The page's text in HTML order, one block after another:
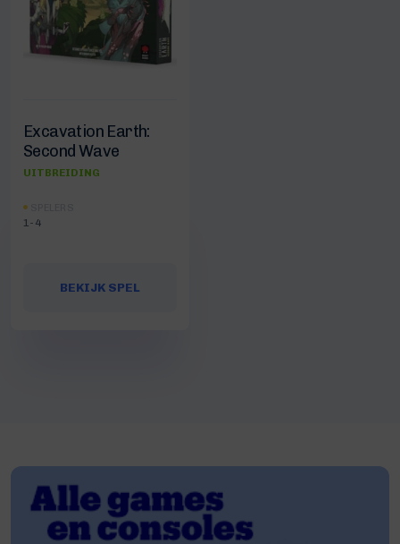
Excavation Earth:
Second Wave
UITBREIDING
1-4
BEKIJK SPEL